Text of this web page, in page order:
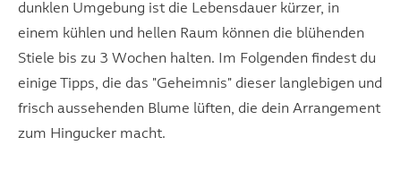
dunklen Umgebung ist die Lebensdauer kürzer, in
einem kühlen und hellen Raum können die blühenden
Stiele bis zu 3 Wochen halten. Im Folgenden findest du
einige Tipps, die das "Geheimnis" dieser langlebigen und
frisch aussehenden Blume lüften, die dein Arrangement
zum Hingucker macht.